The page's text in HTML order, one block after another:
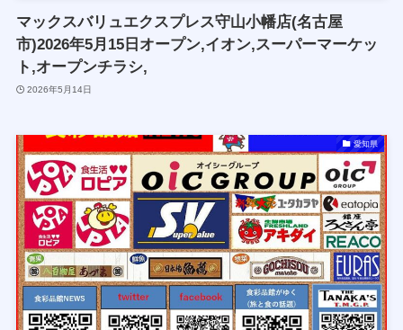
マックスバリュエクスプレス守山小幡店(名古屋
市)2026年5月15日オープン,イオン,スーパーマーケッ
ト,オープンチラシ,
2026年5月14日
愛知県